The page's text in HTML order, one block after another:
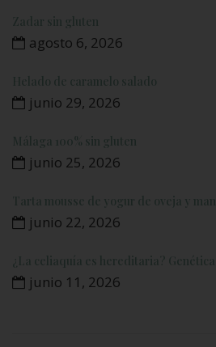
Zadar sin gluten
agosto 6, 2026
Helado de caramelo salado
junio 29, 2026
Málaga 100% sin gluten
junio 25, 2026
Tarta mousse de yogur de oveja y
junio 22, 2026
¿La celiaquía es hereditaria?
junio 11, 2026